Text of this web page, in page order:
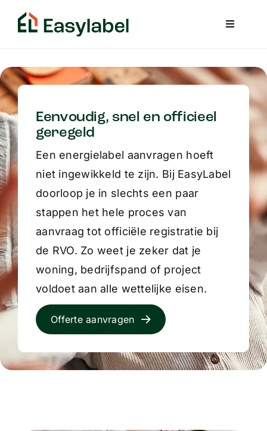
Eenvoudig, snel en officieel
geregeld
Een energielabel aanvragen hoeft
niet ingewikkeld te zijn. Bij EasyLabel
doorloop je in slechts een paar
stappen het hele proces van
aanvraag tot officiële registratie bij
de RVO. Zo weet je zeker dat je
woning, bedrijfspand of project
voldoet aan alle wettelijke eisen.
Offerte aanvragen